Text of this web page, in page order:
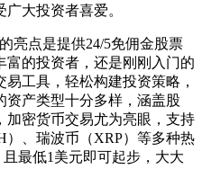
大投资者喜爱。
亮点是提供24/5免佣金股票
的投资者，还是刚刚入门的
工具，轻松构建投资策略，
资产类型十分多样，涵盖股
加密货币交易尤为亮眼，支持
）、瑞波币（XRP）等多种热
最低1美元即可起步，大大